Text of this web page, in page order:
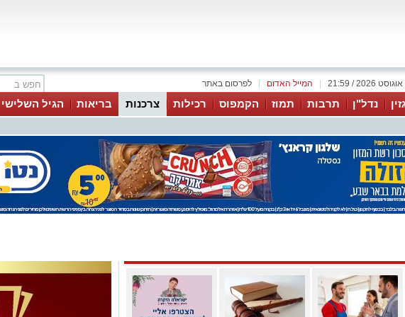
לפרסום באתר המייל האדום
נדל"ן תרבות תמוז הקמפוס רכילות צרכנות בריאות הגיל השלישי